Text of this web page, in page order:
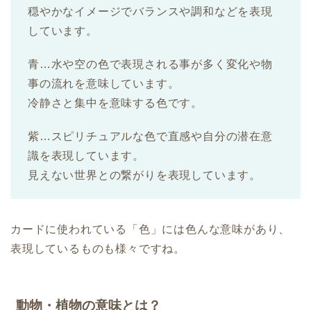
穏やかなイメージでバランスや調和などを表現
しています。
青…水や空の色で表現される事が多く変化や物
事の流れを意味しています。
冷静さと集中を意味する色です。
紫…スピリチュアルな色で直感や自分の潜在意
識を表現しています。
見えない世界との繋がりを表現しています。
カードに使われている「色」には色んな意味があり、
表現しているものも様々ですね。
動物・植物の意味とは？